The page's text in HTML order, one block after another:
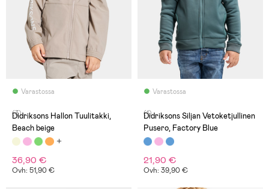
Varastossa
(3)
Didriksons Hallon Tuulitakki,
Beach beige
36,90 €
Ovh: 51,90 €
Varastossa
(1)
Didriksons Siljan Vetoketjullinen
Pusero, Factory Blue
21,90 €
Ovh: 39,90 €